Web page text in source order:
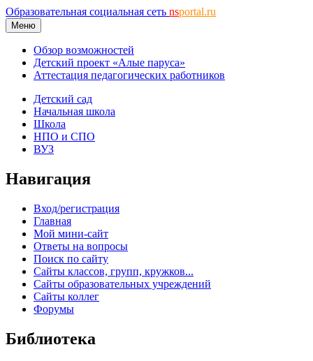
Образовательная социальная сеть nsportal.ru
Меню
Обзор возможностей
Детский проект «Алые паруса»
Аттестация педагогических работников
Детский сад
Начальная школа
Школа
НПО и СПО
ВУЗ
Навигация
Вход/регистрация
Главная
Мой мини-сайт
Ответы на вопросы
Поиск по сайту
Сайты классов, групп, кружков...
Сайты образовательных учреждений
Сайты коллег
Форумы
Библиотека